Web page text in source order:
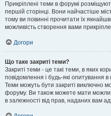
Прикріплені теми в форумі
першій сторінці. Вони найчастіше
тому ви повинні прочитати їх
можливість створення вами
Догори
Що таке закриті теми?
Закриті теми - це такі теми, в яких
повідомлення і будь-які опитування
Теми можуть бути закриті виключно
форуму. Ви також можете мати
в залежності від прав, наданих вам